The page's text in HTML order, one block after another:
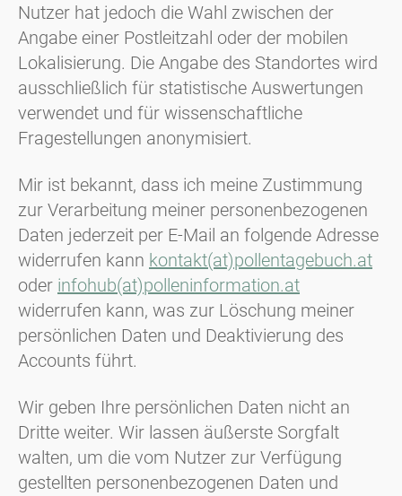
Nutzer hat jedoch die Wahl zwischen der
Angabe einer Postleitzahl oder der mobilen
Lokalisierung. Die Angabe des Standortes wird
ausschließlich für statistische Auswertungen
verwendet und für wissenschaftliche
Fragestellungen anonymisiert.
Mir ist bekannt, dass ich meine Zustimmung
zur Verarbeitung meiner personenbezogenen
Daten jederzeit per E-Mail an folgende Adresse
widerrufen kann kontakt(at)pollentagebuch.at
oder infohub(at)polleninformation.at
widerrufen kann, was zur Löschung meiner
persönlichen Daten und Deaktivierung des
Accounts führt.
Wir geben Ihre persönlichen Daten nicht an
Dritte weiter. Wir lassen äußerste Sorgfalt
walten, um die vom Nutzer zur Verfügung
gestellten personenbezogenen Daten und